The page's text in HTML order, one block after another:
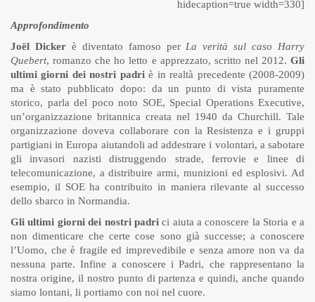
hidecaption=true width=330]
Approfondimento
Joël Dickerè diventato famoso per La verità sul caso Harry
Quebert, romanzo che ho letto e apprezzato, scritto nel 2012. Gli
ultimi giorni dei nostri padriè in realtà precedente (2008-2009)
ma è stato pubblicato dopo: da un punto di vista puramente
storico, parla del poco noto SOE, Special Operations Executive,
un’organizzazione britannica creata nel 1940 da Churchill. Tale
organizzazione doveva collaborare con la Resistenza e i gruppi
partigiani in Europa aiutandoli ad addestrare i volontari, a sabotare
gli invasori nazisti distruggendo strade, ferrovie e linee di
telecomunicazione, a distribuire armi, munizioni ed esplosivi. Ad
esempio, il SOE ha contribuito in maniera rilevante al successo
dello sbarco in Normandia.
Gli ultimi giorni dei nostri padrici aiuta a conoscere la Storia e a
non dimenticare che certe cose sono già successe; a conoscere
l’Uomo, che è fragile ed imprevedibile e senza amore non va da
nessuna parte. Infine a conoscere i Padri, che rappresentano la
nostra origine, il nostro punto di partenza e quindi, anche quando
siamo lontani, li portiamo con noi nel cuore.